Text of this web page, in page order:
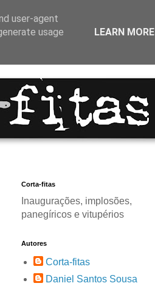
Corta-fitas
Inaugurações, implosões,
panegíricos e vitupérios
Autores
Corta-fitas
Daniel Santos Sousa
user-agent
usage
LEARN MORE